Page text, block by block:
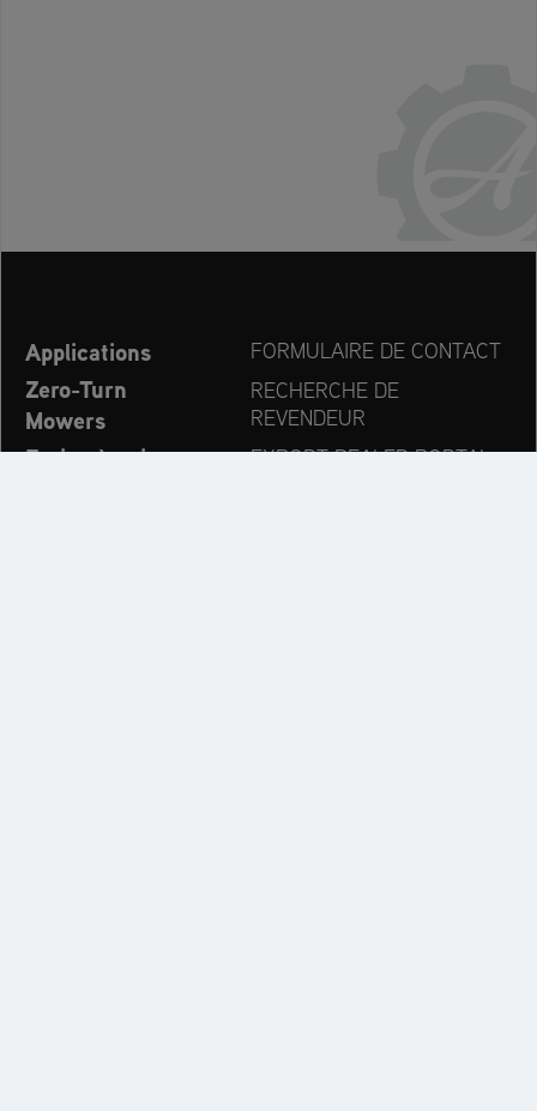
Applications
Zero-Turn
Mowers
Fraise à neige
FORMULAIRE DE CONTACT
RECHERCHE DE
REVENDEUR
EXPORT DEALER PORTAL